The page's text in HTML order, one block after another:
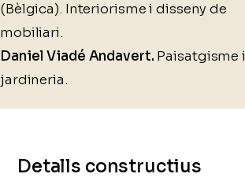
(Bèlgica). Interiorisme i disseny de
mobiliari.
Daniel Viadé Andavert. Paisatgisme i
jardineria.
Detalls constructius